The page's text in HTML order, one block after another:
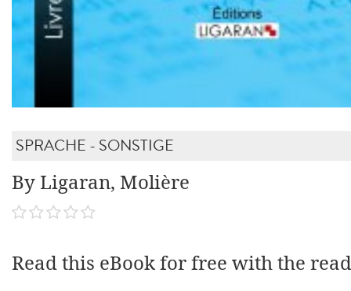
SPRACHE - SONSTIGE
By Ligaran, Molière
Read this eBook for free with the